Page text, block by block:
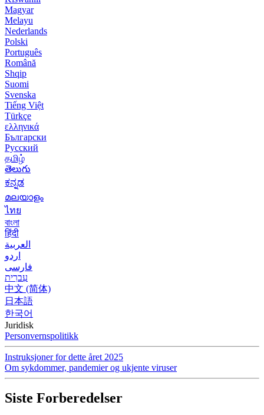
Magyar
Melayu
Nederlands
Polski
Português
Română
Shqip
Suomi
Svenska
Tiếng Việt
Türkçe
ελληνικά
Български
Русский
தமிழ்
తెలుగు
ಕನ್ನಡ
മലയാളം
ไทย
বাংলা
हिंदी
العربية
اردو
فارسی
עִברִית
中文 (简体)
日本語
한국어
Juridisk
Personvernspolitikk
Instruksjoner for dette året 2025
Om sykdommer, pandemier og ukjente viruser
Siste Forberedelser